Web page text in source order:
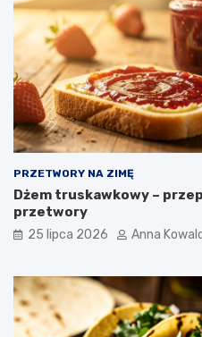
PRZETWORY NA ZIMĘ
Dżem truskawkowy –
przetwory
25 lipca 2026 Anna